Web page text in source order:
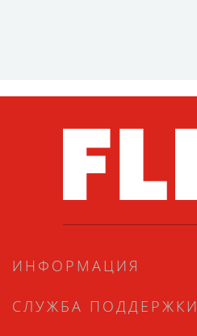
ИНФОРМАЦИЯ
СЛУЖБА ПОДДЕРЖКИ